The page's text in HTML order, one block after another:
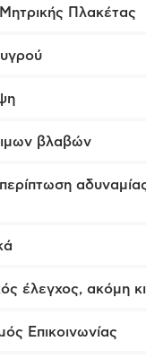
Πλακέτας
βλαβών
έλεγχος, ακόμη
Επικοινωνίας